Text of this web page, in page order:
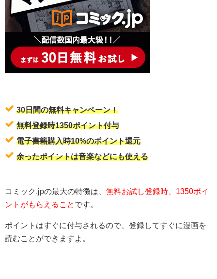
30日間の無料キャンペーン！
無料登録時1350ポイント付与
電子書籍購入時10%のポイント還元
余ったポイントは音楽などにも使える
コミック.jpの最大の特徴は、 無料お試し登録時、1350ポイ
ントがもらえること です。
ポイントはすぐに付与されるので、登録してすぐに漫画を
読むことができますよ。